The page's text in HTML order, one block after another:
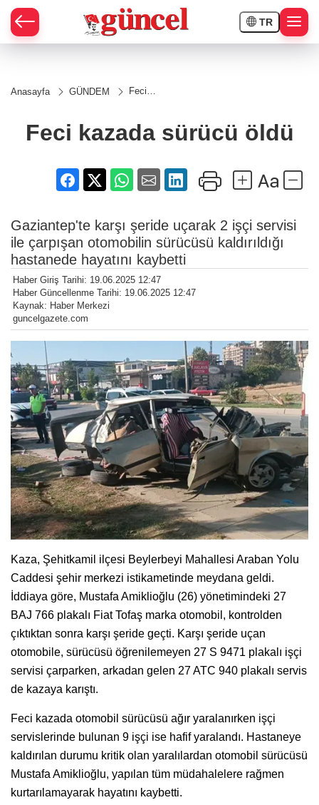
TR
Anasayfa GÜNDEM
Feci
öldü
Feci kazada sürücü öldü
Gaziantep'te karşı şeride uçarak 2 işçi servisi
ile çarpışan otomobilin sürücüsü kaldırıldığı
hastanede hayatını kaybetti
Haber Giriş Tarihi: 19.06.2025 12:47
Haber Güncellenme Tarihi: 19.06.2025 12:47
Kaynak: Haber Merkezi
guncelgazete.com
Kaza, Şehitkamil ilçesi Beylerbeyi Mahallesi Araban Yolu
Caddesi şehir merkezi istikametinde meydana geldi.
İddiaya göre, Mustafa Amiklioğlu (26) yönetimindeki 27
BAJ 766 plakalı Fiat Tofaş marka otomobil, kontrolden
çıktıktan sonra karşı şeride geçti. Karşı şeride uçan
otomobile, sürücüsü öğrenilemeyen 27 S 9471 plakalı işçi
servisi çarparken, arkadan gelen 27 ATC 940 plakalı servis
de kazaya karıştı.
Feci kazada otomobil sürücüsü ağır yaralanırken işçi
servislerinde bulunan 9 işçi ise hafif yaralandı. Hastaneye
kaldırılan durumu kritik olan yaralılardan otomobil sürücüsü
Mustafa Amiklioğlu, yapılan tüm müdahalelere rağmen
kurtarılamayarak hayatını kaybetti.